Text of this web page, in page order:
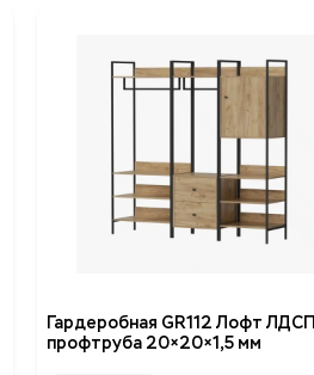
Гардеробная GR112 Лофт ЛДСП
профтруба 20×20×1,5 мм